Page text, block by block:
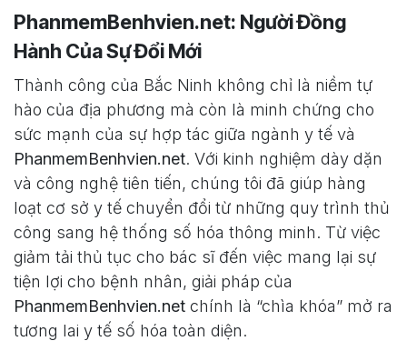
PhanmemBenhvien.net: Người Đồng
Hành Của Sự Đổi Mới
Thành công của Bắc Ninh không chỉ là niềm tự
hào của địa phương mà còn là minh chứng cho
sức mạnh của sự hợp tác giữa ngành y tế và
PhanmemBenhvien.net. Với kinh nghiệm dày dặn
và công nghệ tiên tiến, chúng tôi đã giúp hàng
loạt cơ sở y tế chuyển đổi từ những quy trình thủ
công sang hệ thống số hóa thông minh. Từ việc
giảm tải thủ tục cho bác sĩ đến việc mang lại sự
tiện lợi cho bệnh nhân, giải pháp của
PhanmemBenhvien.net chính là “chìa khóa” mở ra
tương lai y tế số hóa toàn diện.